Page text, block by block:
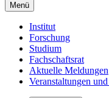
Menü
Institut
Forschung
Studium
Fachschaftsrat
Aktuelle Meldungen
Veranstaltungen